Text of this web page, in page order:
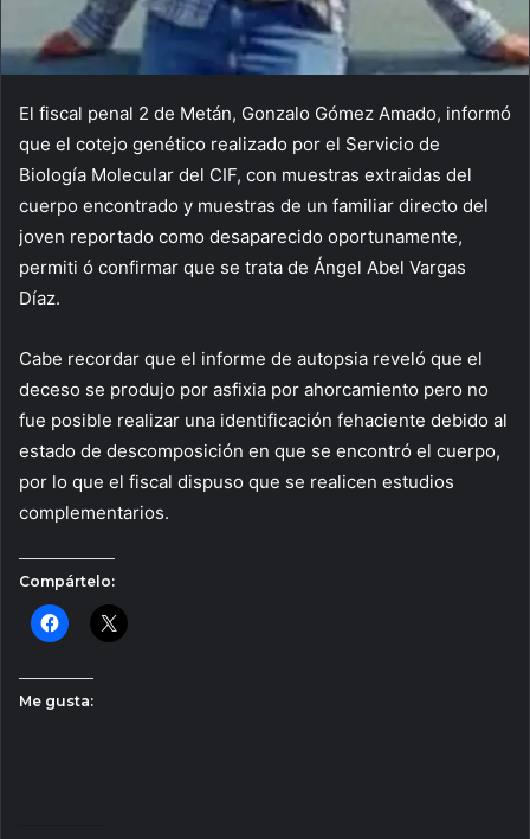
El fiscal penal 2 de Metán, Gonzalo Gómez Amado, informó
que el cotejo genético realizado por el Servicio de
Biología Molecular del CIF, con muestras extraidas del
cuerpo encontrado y muestras de un familiar directo del
joven reportado como desaparecido oportunamente,
permiti ó confirmar que se trata de Ángel Abel Vargas
Díaz.
Cabe recordar que el informe de autopsia reveló que el
deceso se produjo por asfixia por ahorcamiento pero no
fue posible realizar una identificación fehaciente debido al
estado de descomposición en que se encontró el cuerpo,
por lo que el fiscal dispuso que se realicen estudios
complementarios.
Compártelo:
Me gusta: